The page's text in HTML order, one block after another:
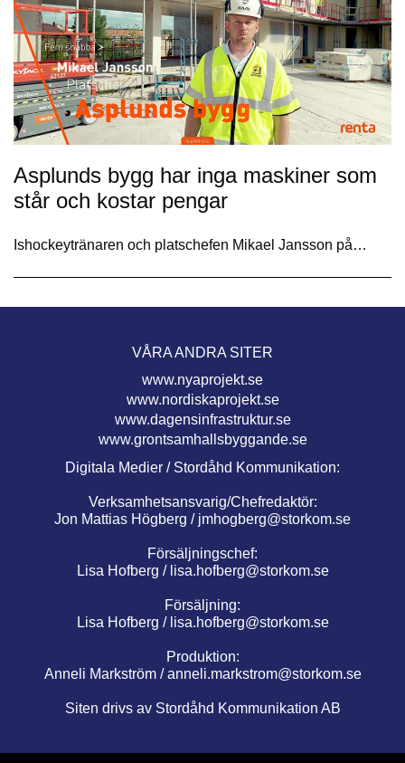
Asplunds bygg har inga maskiner som
står och kostar pengar
Ishockeytränaren och platschefen Mikael Jansson på…
VÅRA ANDRA SITER
www.nyaprojekt.se
www.nordiskaprojekt.se
www.dagensinfrastruktur.se
www.grontsamhallsbyggande.se
Digitala Medier / Stordåhd Kommunikation:
Verksamhetsansvarig/Chefredaktör:
Jon Mattias Högberg / jmhogberg@storkom.se
Försäljningschef:
Lisa Hofberg / lisa.hofberg@storkom.se
Försäljning:
Lisa Hofberg / lisa.hofberg@storkom.se
Produktion:
Anneli Markström /anneli.markstrom@storkom.se
Siten drivs av Stordåhd Kommunikation AB